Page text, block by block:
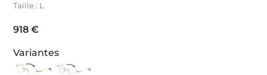
Taille : L
918€
Variantes